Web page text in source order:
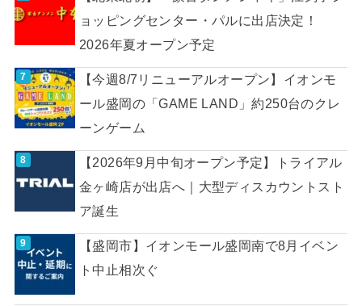
ョッピングセンター・パルに出店決定！
2026年夏オープン予定
【今週8/7リニューアルオープン】イオンモ
ール盛岡の「GAME LAND」約250台のクレ
ーンゲーム
【2026年9月中旬オープン予定】トライアル
金ヶ崎店が出店へ｜大型ディスカウントスト
ア誕生
【盛岡市】イオンモール盛岡南で8月イベン
ト中止相次ぐ